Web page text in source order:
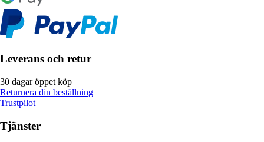
Leverans och retur
30 dagar öppet köp
Returnera din beställning
Trustpilot
Tjänster